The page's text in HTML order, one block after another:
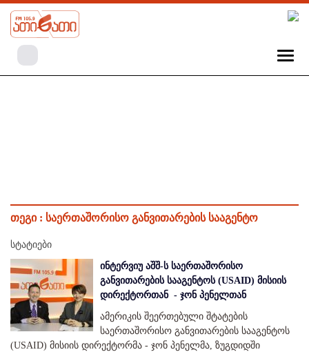
თეგი : საერთაშორისო განვითარების სააგენტო
სტატიები
ინტერვიუ აშშ-ს საერთაშორისო
განვითარების სააგენტოს (USAID) მისიის
დირექტორთან - ჯონ პენელთან
ამერიკის შეერთებული შტატების
საერთაშორისო განვითარების სააგენტოს
(USAID) მისიის დირექტორმა - ჯონ პენელმა, ზუგდიდში